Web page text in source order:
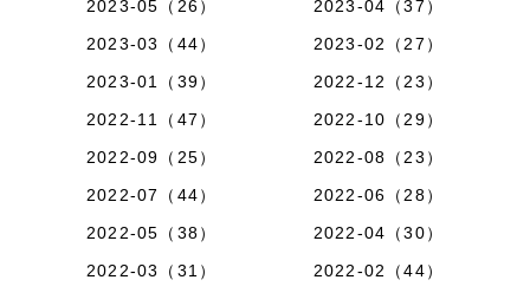
2023-05（26）
2023-04（37）
2023-03（44）
2023-02（27）
2023-01（39）
2022-12（23）
2022-11（47）
2022-10（29）
2022-09（25）
2022-08（23）
2022-07（44）
2022-06（28）
2022-05（38）
2022-04（30）
2022-03（31）
2022-02（44）